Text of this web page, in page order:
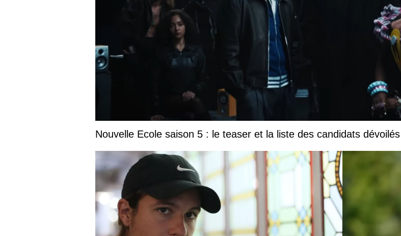
Nouvelle Ecole saison 5 : le teaser et la liste des candidats